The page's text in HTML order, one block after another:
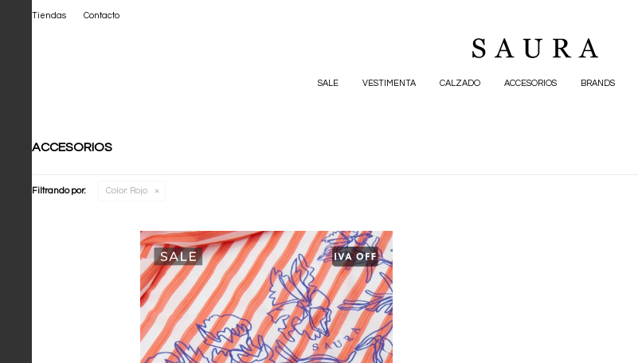
SALE VESTIMENTA CALZADO ACCESORIOS BRANDS
Tiendas Contacto
ACCESORIOS
Filtrando por: Color: Rojo